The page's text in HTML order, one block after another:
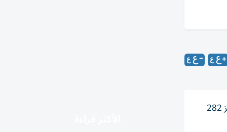
حققت أوكرانيا تقدماً ميدانياً على حساب روسيا في مايو/ أيار الماضي للشهر الثاني توالياً، مع استعادتها السيطرة على مساحة تناهز 282